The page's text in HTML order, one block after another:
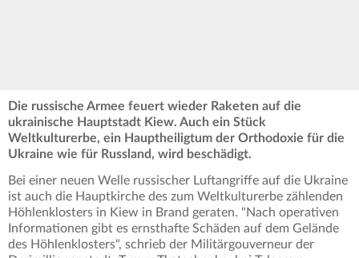
Die russische Armee feuert wieder Raketen auf die
ukrainische Hauptstadt Kiew. Auch ein Stück
Weltkulturerbe, ein Hauptheiligtum der Orthodoxie für die
Ukraine wie für Russland, wird beschädigt.
Bei einer neuen Welle russischer Luftangriffe auf die Ukraine
ist auch die Hauptkirche des zum Weltkulturerbe zählenden
Höhlenklosters in Kiew in Brand geraten. "Nach operativen
Informationen gibt es ernsthafte Schäden auf dem Gelände
des Höhlenklosters", schrieb der Militärgouverneur der